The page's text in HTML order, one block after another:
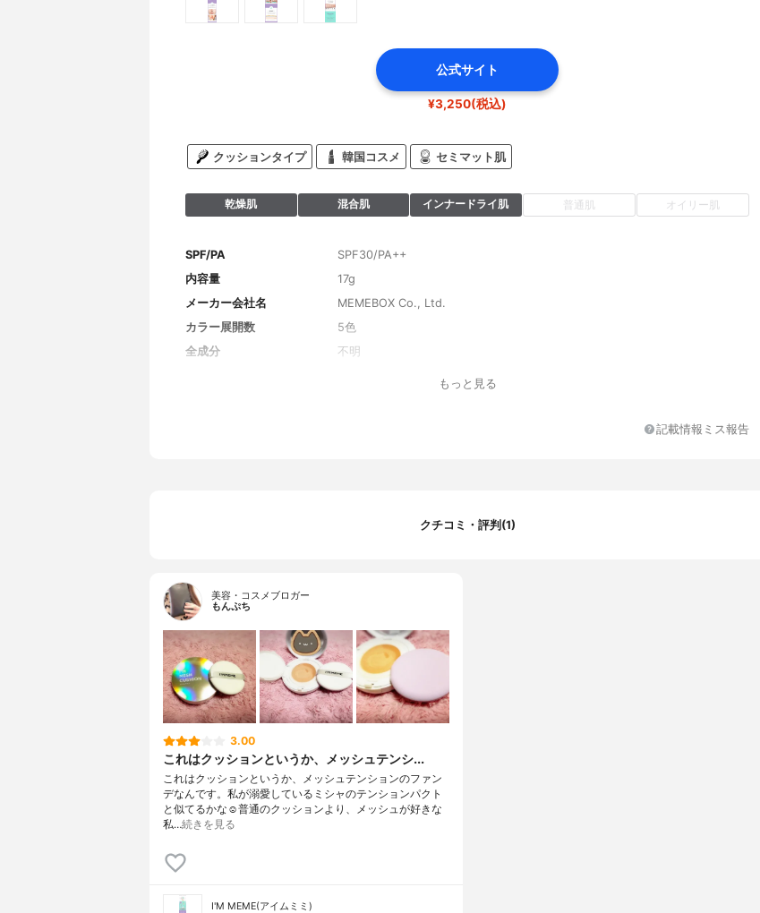
公式サイト
¥3,250(税込)
クッションタイプ 韓国コスメ セミマット肌
乾燥肌 混合肌 インナードライ肌 普通肌 オイリー肌
SPF/PA
SPF30/PA++
内容量
17g
メーカー会社名
MEMEBOX Co., Ltd.
カラー展開数
5色
全成分
不明
もっと見る
記載情報ミス報告
クチコミ・評判(1)
美容・コスメブロガー
もんぷち
3.00
これはクッションというか、メッシュテンシ...
これはクッションというか、メッシュテンションのファン
デなんです。私が溺愛しているミシャのテンションパクト
と似てるかな☺️普通のクッションより、メッシュが好きな
私…続きを見る
I'M MEME(アイムミミ)